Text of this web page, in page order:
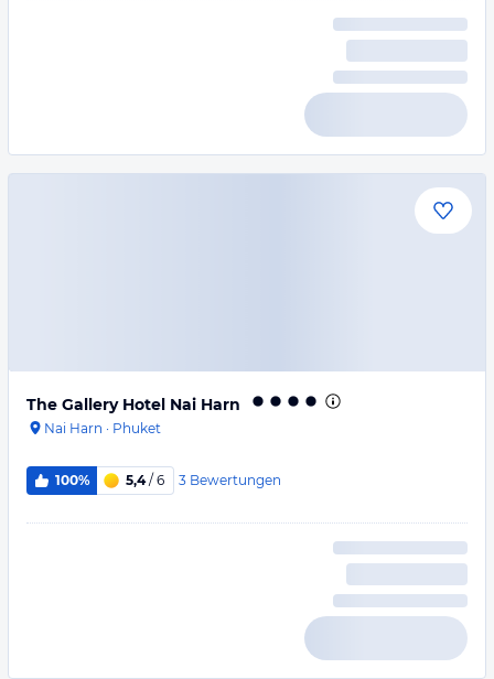
The Gallery Hotel Nai Harn
Nai Harn · Phuket
100% 5,4/ 6 3 Bewertungen